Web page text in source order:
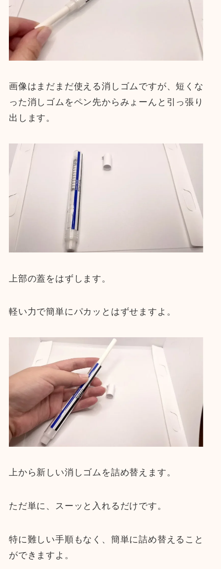
画像はまだまだ使える消しゴムですが、短くな
った消しゴムをペン先からみょーんと引っ張り
出します。
上部の蓋をはずします。
軽い力で簡単にパカッとはずせますよ。
上から新しい消しゴムを詰め替えます。
ただ単に、スーッと入れるだけです。
特に難しい手順もなく、簡単に詰め替えること
ができますよ。